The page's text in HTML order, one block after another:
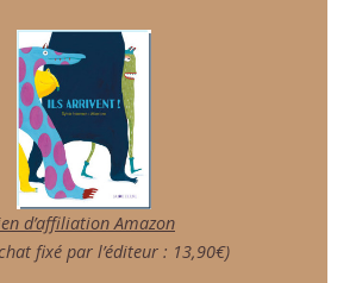
d’affiliation Amazon
fixé par l’éditeur : 13,90€)